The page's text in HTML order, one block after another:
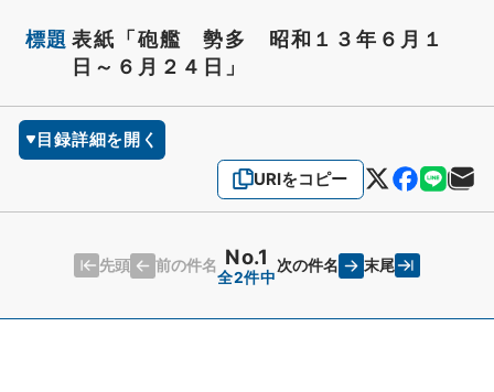
標題 表紙「砲艦 勢多 昭和１３年６月１
日～６月２４日」
目録詳細を開く
URIをコピー
先頭 前の件名 No.1
全2件中
次の件名 末尾